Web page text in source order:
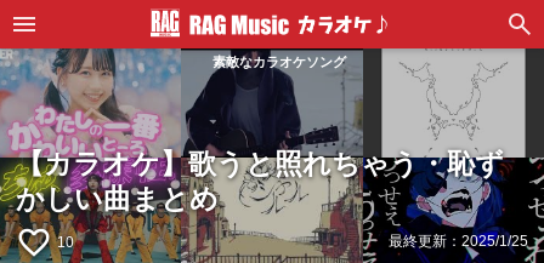
素敵なカラオケソング
【カラオケ】歌うと照れちゃう・恥ず
かしい曲まとめ
favorite_border 10 最終更新： 2025/1/25